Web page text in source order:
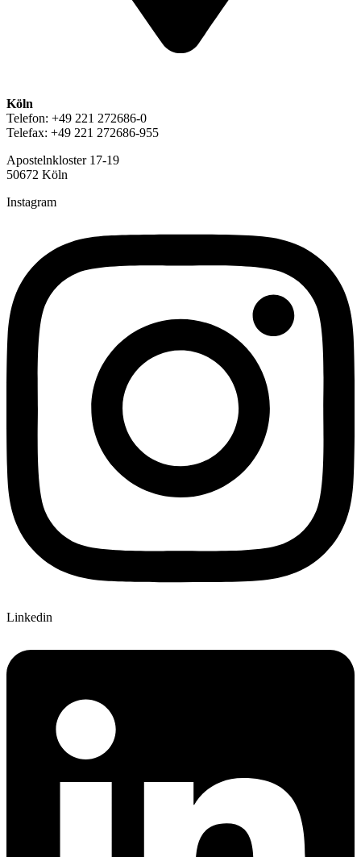
Köln
Telefon: +49 221 272686-0
Telefax: +49 221 272686-955
Apostelnkloster 17-19
50672 Köln
Instagram
Linkedin